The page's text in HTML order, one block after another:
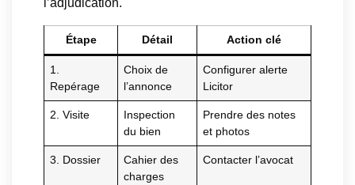
l’adjudication.
Étape Détail Action clé
1.
Repérage
Choix de
l’annonce
Configurer alerte
Licitor
2. Visite
Inspection
du bien
Prendre des notes
et photos
3. Dossier
Cahier des
charges
Contacter l’avocat